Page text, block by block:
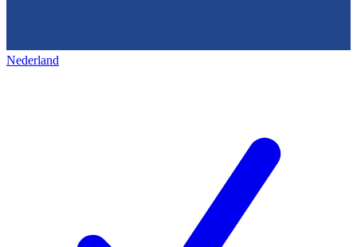
Nederland